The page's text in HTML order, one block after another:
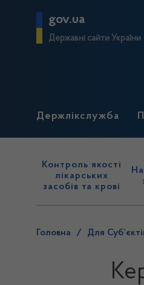
gov.ua
Державні сайти України
Держлікслужба
Контроль якості
лікарських
засобів та крові
Головна / Для